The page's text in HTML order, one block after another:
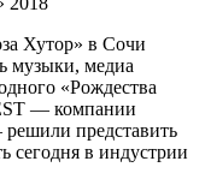
Хутор» в Сочи
музыки, медиа
«Рождества
— компании
представить
сегодня в индустрии